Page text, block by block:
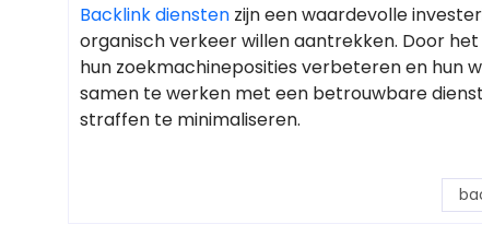
Backlink diensten zijn een waardevolle
organisch verkeer willen aantrekken. Door
hun zoekmachineposities verbeteren en hun
samen te werken met een betrouwbare
straffen te minimaliseren.